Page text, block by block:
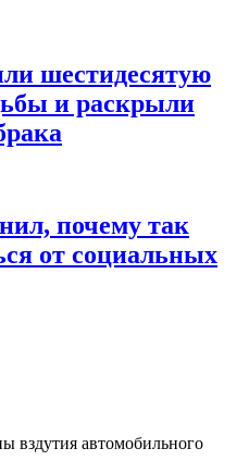
шестидесятую
и раскрыли
почему так
от социальных
вздутия автомобильного